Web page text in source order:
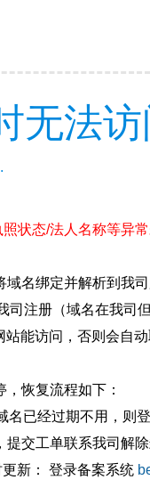
无法访
照状态/法人名称等异
名绑定并解析到我
司注册（域名在我司
能访问，否则会自
恢复流程如下：
名已经过期不用，则
交工单联系我司解
新： 登录备案系统